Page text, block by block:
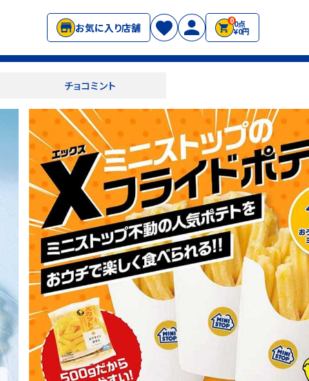
お気に入り店舗
00点
¥0円
チョコミント